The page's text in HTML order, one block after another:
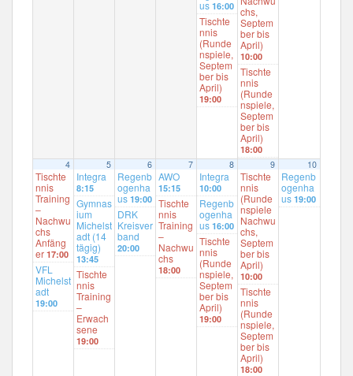
us 16:00
Tischte
nnis
(Runde
nspiele,
Septem
ber bis
April)
19:00
chs,
Septem
ber bis
April)
10:00
Tischte
nnis
(Runde
nspiele,
Septem
ber bis
April)
18:00
4
Tischte
nnis
Training
–
Nachwu
chs
Anfäng
er 17:00
VFL
Michelst
adt
19:00
5
Integra
8:15
Gymnas
ium
Michelst
adt (14
tägig)
13:45
Tischte
nnis
Training
–
Erwach
sene
19:00
6
Regenb
ogenha
us 19:00
DRK
Kreisver
band
20:00
7
AWO
15:15
Tischte
nnis
Training
–
Nachwu
chs
18:00
8
Integra
10:00
Regenb
ogenha
us 16:00
Tischte
nnis
(Runde
nspiele,
Septem
ber bis
April)
19:00
9
Tischte
nnis
(Runde
nspiele
Nachwu
chs,
Septem
ber bis
April)
10:00
Tischte
nnis
(Runde
nspiele,
Septem
ber bis
April)
18:00
10
Regenb
ogenha
us 19:00